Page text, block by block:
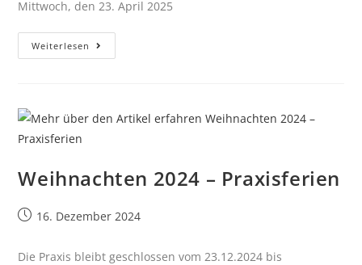
Mittwoch, den 23. April 2025
Weiterlesen
Weihnachten 2024 – Praxisferien
16. Dezember 2024
Die Praxis bleibt geschlossen vom 23.12.2024 bis